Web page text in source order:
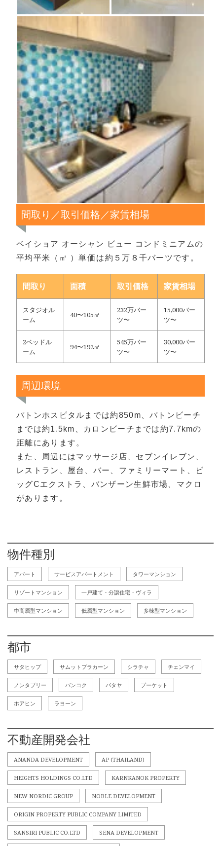
間取り／取引価格／家賃相場
ベイショア オーシャン ビュー コンドミニアムの
平均平米（㎡ ）単価は約５万８千バーツです。
間取り 面積 取引価格 家賃相場
スタジオル
ーム
40〜105㎡
232万バー
ツ〜
15,000バー
ツ〜
2ベッドル
ーム
94〜192㎡
545万バー
ツ〜
30,000バー
ツ〜
周辺環境
パトンホスピタルまでは約850m、パトンビーチ
までは約1.5km、カロンビーチまでは約7.7kmの
距離にあります。
また、周辺にはマッサージ店、セブンイレブン、
レストラン、屋台、バー、ファミリーマート、ビ
ッグCエクストラ、バンザーン生鮮市場、マクロ
があります。
物件種別
アパート サービスアパートメント タワーマンション
リゾートマンション 一戸建て・分譲住宅・ヴィラ
中高層型マンション 低層型マンション 多棟型マンション
都市
サタヒップ サムットプラカーン シラチャ チェンマイ
ノンタブリー バンコク パタヤ プーケット
ホアヒン ラヨーン
不動産開発会社
ANANDA DEVELOPMENT AP (THAILAND)
HEIGHTS HOLDINGS CO.LTD KARNKANOK PROPERTY
NEW NORDIC GROUP NOBLE DEVELOPMENT
ORIGIN PROPERTY PUBLIC COMPANY LIMITED
SANSIRI PUBLIC CO.LTD SENA DEVELOPMENT